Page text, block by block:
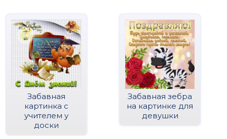
Забавная
картинка с
учителем у
доски
Забавная зебра
на картинке для
девушки